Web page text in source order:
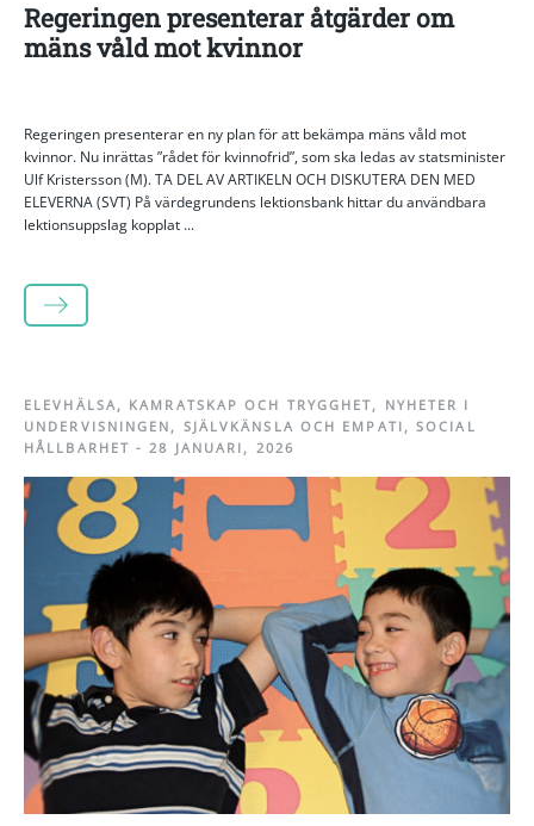
Regeringen presenterar åtgärder om
mäns våld mot kvinnor
Regeringen presenterar en ny plan för att bekämpa mäns våld mot
kvinnor. Nu inrättas ”rådet för kvinnofrid”, som ska ledas av statsminister
Ulf Kristersson (M). TA DEL AV ARTIKELN OCH DISKUTERA DEN MED
ELEVERNA (SVT) På värdegrundens lektionsbank hittar du användbara
lektionsuppslag kopplat ...
LÄS MER
ELEVHÄLSA, KAMRATSKAP OCH TRYGGHET, NYHETER I
UNDERVISNINGEN , SJÄLVKÄNSLA OCH EMPATI ,SOCIAL
HÅLLBARHET -28 JANUARI, 2026